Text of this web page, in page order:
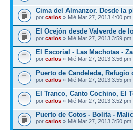
Cima del Almanzor. Desde la
por carlos » Mié Mar 27, 2013 4:00 pm
El Ocejón desde Valverde de
por carlos » Mié Mar 27, 2013 3:59 pm
El Escorial - Las Machotas -
por carlos » Mié Mar 27, 2013 3:56 pm
Puerto de Candeleda, Refugio
por carlos » Mié Mar 27, 2013 3:55 pm
El Tranco, Canto Cochino, El
por carlos » Mié Mar 27, 2013 3:52 pm
Puerto de Cotos - Bolita -
por carlos » Mié Mar 27, 2013 3:50 pm